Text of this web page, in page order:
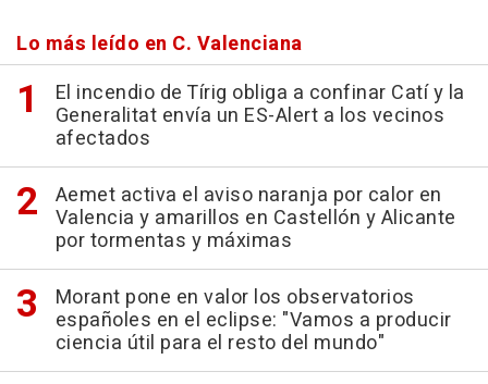
Lo más leído en C. Valenciana
El incendio de Tírig obliga a confinar Catí y la
Generalitat envía un ES-Alert a los vecinos
afectados
Aemet activa el aviso naranja por calor en
Valencia y amarillos en Castellón y Alicante
por tormentas y máximas
Morant pone en valor los observatorios
españoles en el eclipse: "Vamos a producir
ciencia útil para el resto del mundo"